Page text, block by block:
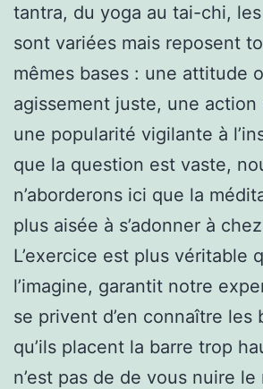
tantra, du yoga au tai-chi,
sont variées mais reposent
mêmes bases : une attitude
agissement juste, une action
une popularité vigilante à
que la question est vaste,
n’aborderons ici que la
plus aisée à s’adonner à
L’exercice est plus véritable
l’imagine, garantit notre
se privent d’en connaître les
qu’ils placent la barre trop
n’est pas de de vous nuire